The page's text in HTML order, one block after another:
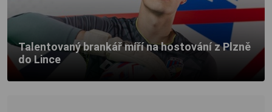
Talentovaný brankář míří na hostování z Plzně
do Lince